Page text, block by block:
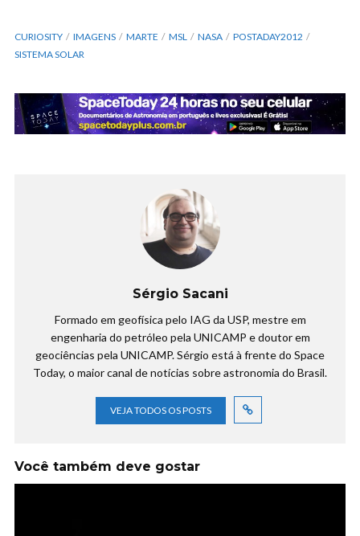
CURIOSITY IMAGENS MARTE MSL NASA
POSTADAY2012
SISTEMA SOLAR
Sérgio Sacani
Formado em geofísica pelo IAG da USP, mestre em
engenharia do petróleo pela UNICAMP e doutor em
geociências pela UNICAMP. Sérgio está à frente do Space
Today, o maior canal de notícias sobre astronomia do Brasil.
VEJA TODOS OS POSTS
Você também deve gostar